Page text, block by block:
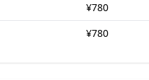
¥780
¥780